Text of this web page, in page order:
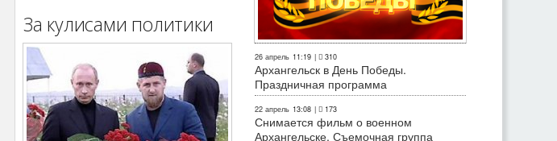
За кулисами политики
26 апрель 11:19 | 310
Архангельск в День Победы.
Праздничная программа
22 апрель 13:08 | 173
Снимается фильм о военном
Архангельске. Съемочная группа